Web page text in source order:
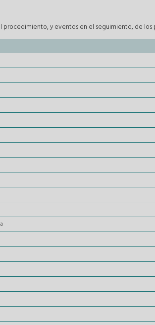
procedimiento, y eventos en el seguimiento, de los